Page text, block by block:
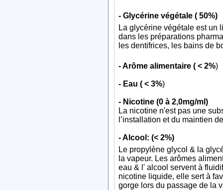
- Glycérine végétale ( 50%)
La glycérine végétale est un
dans les préparations
les dentifrices, les bains de
- Arôme alimentaire ( < 2%)
- Eau ( < 3%)
- Nicotine (0 à 2,0mg/ml)
La nicotine n'est pas une
l’installation et du maintien
- Alcool: (< 2%)
Le propylène glycol & la
la vapeur. Les arômes
eau & l' alcool servent à
nicotine liquide, elle sert à
gorge lors du passage de la